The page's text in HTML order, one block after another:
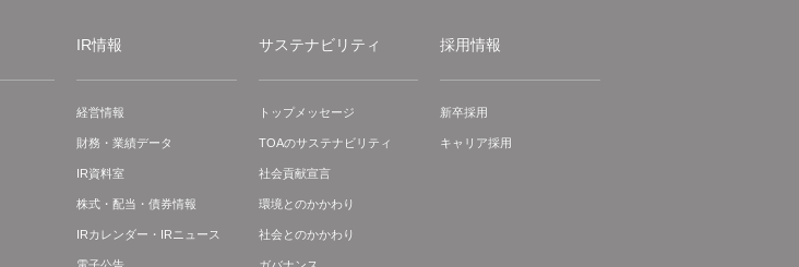
IR情報
経営情報
財務・業績データ
IR資料室
株式・配当・債券情報
IRカレンダー・IRニュース
サステナビリティ
トップメッセージ
TOAのサステナビリティ
社会貢献宣言
環境とのかかわり
社会とのかかわり
採用情報
新卒採用
キャリア採用